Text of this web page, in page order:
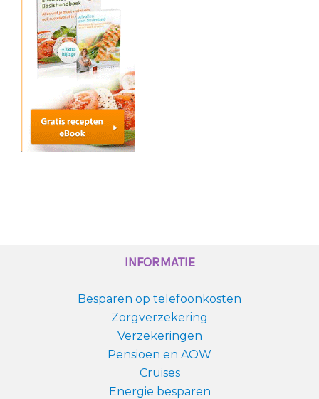
INFORMATIE
Besparen op telefoonkosten
Zorgverzekering
Verzekeringen
Pensioen en AOW
Cruises
Energie besparen